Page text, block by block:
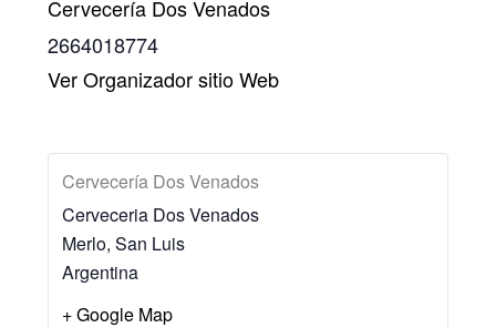
Cervecería Dos Venados
2664018774
Ver Organizador sitio Web
Cervecería Dos Venados
Cerveceria Dos Venados
Merlo, San Luis
Argentina
+ Google Map